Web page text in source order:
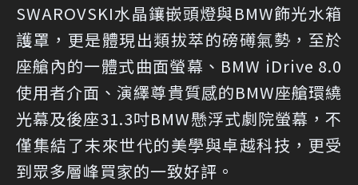
SWAROVSKI水晶鑲嵌頭燈與BMW飾光水箱
護罩，更是體現出類拔萃的磅礡氣勢，至於
座艙內的一體式曲面螢幕、BMW iDrive 8.0
使用者介面、演繹尊貴質感的BMW座艙環繞
光幕及後座31.3吋BMW懸浮式劇院螢幕，不
僅集結了未來世代的美學與卓越科技，更受
到眾多層峰買家的一致好評。